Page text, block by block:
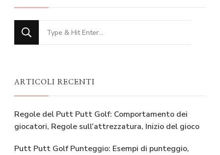
Looking
for
ARTICOLI RECENTI
Regole del Putt Putt Golf: Comportamento dei
giocatori, Regole sull’attrezzatura, Inizio del gioco
Putt Putt Golf Punteggio: Esempi di punteggio,